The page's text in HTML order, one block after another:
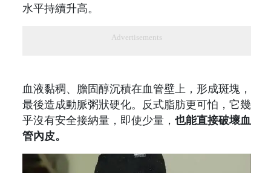
水平持續升高。
Advertisements
血液黏稠、膽固醇沉積在血管壁上，形成斑塊，
最後造成動脈粥狀硬化。反式脂肪更可怕，它幾
乎沒有安全接納量，即使少量， 也能直接破壞血
管內皮。